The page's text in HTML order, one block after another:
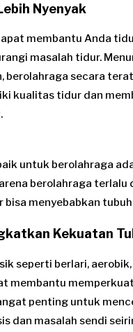
Nyenyak
membantu Anda
masalah tidur.
berolahraga secara
kualitas tidur dan
untuk berolahraga
berolahraga terlalu
bisa menyebabkan
Kekuatan
seperti berlari,
membantu
penting untuk
dan masalah sendi